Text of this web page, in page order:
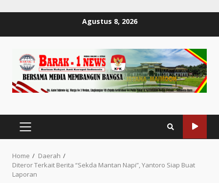
Agustus 8, 2026
PRIMARY
MENU
Home
Daerah
Diteror Terkait Berita “Sekda Mantan Napi”, Yantoro Siap Buat
Laporan